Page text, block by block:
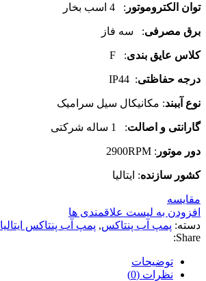
توان الکتروموتور : 4 اسب بخار
برق مصرفی: سه فاز
کلاس عایق بندی: F
درجه حفاظتی: IP44
نوع آببند: مکانیکال سیل سرامیک
گارانتی و اصالت: 1 ساله شرکتی
دور موتور : 2900RPM
کشور سازنده: ایتالیا
مقایسه
افزودن به لیست علاقمندی ها
دسته: پمپ آب پنتاکس, پمپ آب پنتاکس ایتالیا
Share:
توضیحات
نظرات (0)